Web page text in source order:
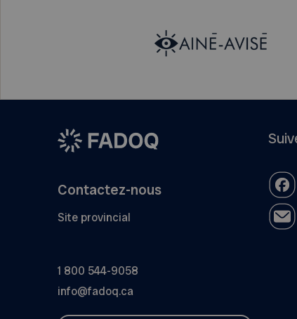
Contactez-nous
Site provincial
1 800 544-9058
info@fadoq.ca